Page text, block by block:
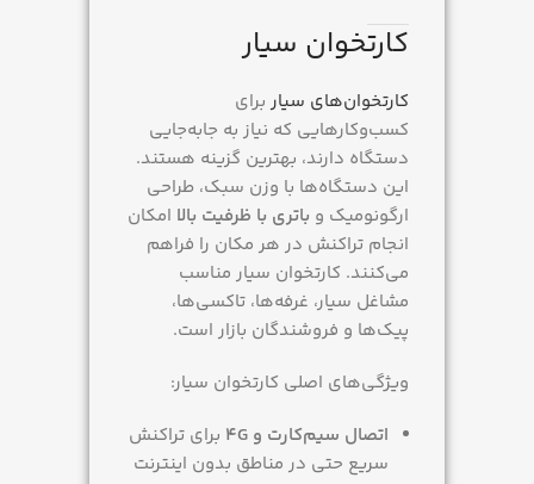
کارتخوان سیار
کارتخوان‌های سیار برای
کسب‌وکارهایی که نیاز به جابه‌جایی
دستگاه دارند، بهترین گزینه هستند.
این دستگاه‌ها با وزن سبک، طراحی
ارگونومیک و باتری با ظرفیت بالا امکان
انجام تراکنش در هر مکان را فراهم
می‌کنند. کارتخوان سیار مناسب
مشاغل سیار، غرفه‌ها، تاکسی‌ها،
پیک‌ها و فروشندگان بازار است.
ویژگی‌های اصلی کارتخوان سیار:
اتصال سیم‌کارت و 4G
برای تراکنش
سریع حتی در مناطق بدون اینترنت